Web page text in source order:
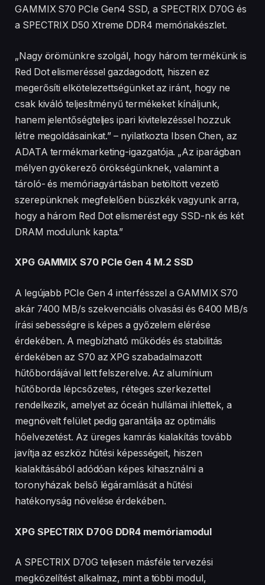
GAMMIX S70 PCIe Gen4 SSD, a SPECTRIX D70G és
a SPECTRIX D50 Xtreme DDR4 memóriakészlet.
„Nagy örömünkre szolgál, hogy három termékünk is
Red Dot elismeréssel gazdagodott, hiszen ez
megerősíti elkötelezettségünket az iránt, hogy ne
csak kiváló teljesítményű termékeket kínáljunk,
hanem jelentőségteljes ipari kivitelezéssel hozzuk
létre megoldásainkat.” – nyilatkozta Ibsen Chen, az
ADATA termékmarketing-igazgatója. „Az iparágban
mélyen gyökerező örökségünknek, valamint a
tároló- és memóriagyártásban betöltött vezető
szerepünknek megfelelően büszkék vagyunk arra,
hogy a három Red Dot elismerést egy SSD-nk és két
DRAM modulunk kapta.”
XPG GAMMIX S70 PCIe Gen 4 M.2 SSD
A legújabb PCIe Gen 4 interfésszel a GAMMIX S70
akár 7400 MB/s szekvenciális olvasási és 6400 MB/s
írási sebességre is képes a győzelem elérése
érdekében. A megbízható működés és stabilitás
érdekében az S70 az XPG szabadalmazott
hűtőbordájával lett felszerelve. Az alumínium
hűtőborda lépcsőzetes, réteges szerkezettel
rendelkezik, amelyet az óceán hullámai ihlettek, a
megnövelt felület pedig garantálja az optimális
hőelvezetést. Az üreges kamrás kialakítás tovább
javítja az eszköz hűtési képességeit, hiszen
kialakításából adódóan képes kihasználni a
toronyházak belső légáramlását a hűtési
hatékonyság növelése érdekében.
XPG SPECTRIX D70G DDR4 memóriamodul
A SPECTRIX D70G teljesen másféle tervezési
megközelítést alkalmaz, mint a többi modul,